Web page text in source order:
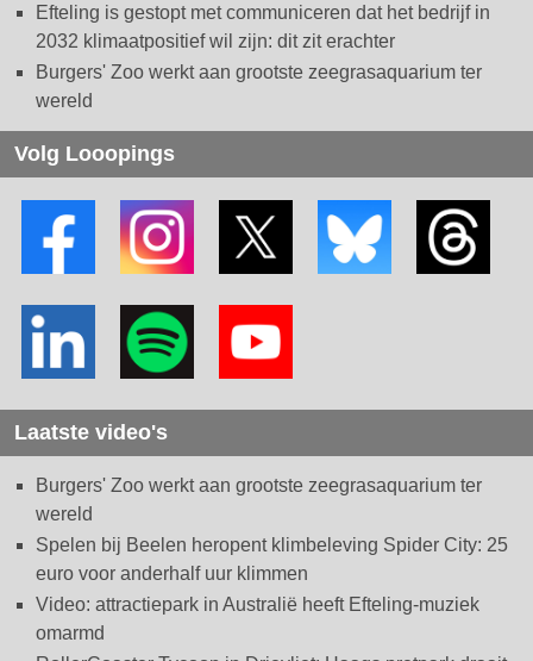
Efteling is gestopt met communiceren dat het bedrijf in
2032 klimaatpositief wil zijn: dit zit erachter
Burgers' Zoo werkt aan grootste zeegrasaquarium ter
wereld
Volg Looopings
Laatste video's
Burgers' Zoo werkt aan grootste zeegrasaquarium ter
wereld
Spelen bij Beelen heropent klimbeleving Spider City: 25
euro voor anderhalf uur klimmen
Video: attractiepark in Australië heeft Efteling-muziek
omarmd